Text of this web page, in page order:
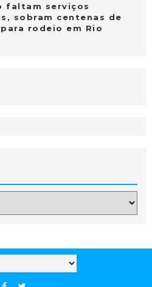
faltam serviços
sobram centenas de
rodeio em Rio